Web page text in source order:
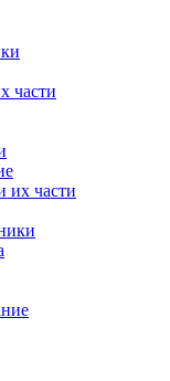
части
их части